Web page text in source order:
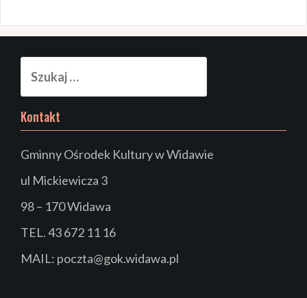
Kontakt
Gminny Ośrodek Kultury w Widawie
ul Mickiewicza 3
98 – 170 Widawa
TEL. 43 672 11 16
MAIL: poczta@gok.widawa.pl